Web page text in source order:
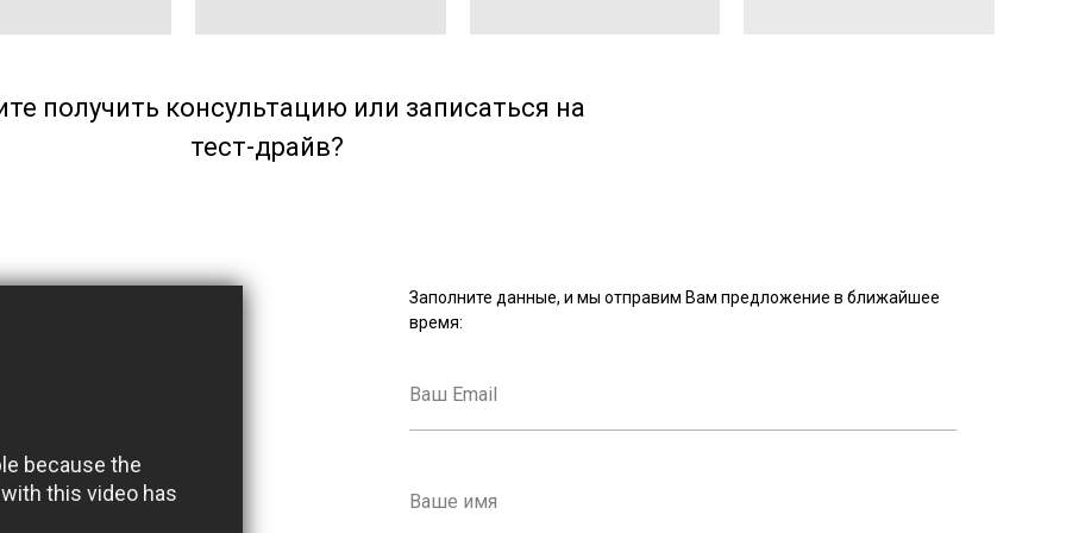
получить консультацию или записаться на
тест-драйв?
Заполните данные, и мы отправим Вам предложение в ближайшее
время: